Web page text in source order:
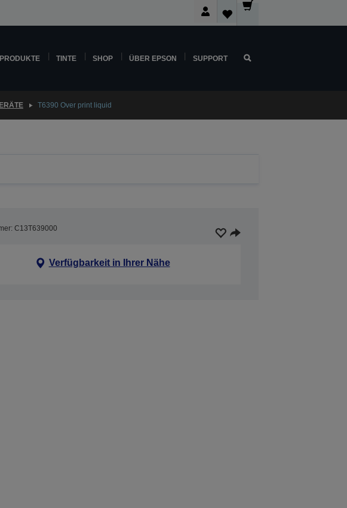
PRODUKTE TINTE SHOP ÜBER EPSON SUPPORT
T6390 Over print liquid
C13T639000
Verfügbarkeit in Ihrer Nähe